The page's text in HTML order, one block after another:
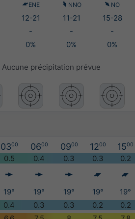
ENE NNO NO
12-21 11-21 15-28
- - -
0% 0% 0%
Aucune précipitation prévue
0300 0600 0900 1200 1500
0.5 0.4 0.3 0.3 0.2
19° 19° 19° 19° 19°
0.4 0.3 0.3 0.2 0.2